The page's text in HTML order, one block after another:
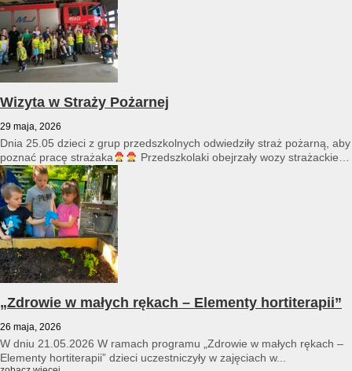
Wizyta w Straży Pożarnej
29 maja, 2026
Dnia 25.05 dzieci z grup przedszkolnych odwiedziły straż pożarną, aby
poznać pracę strażaka
Przedszkolaki obejrzały wozy strażackie
i...
„Zdrowie w małych rękach – Elementy hortiterapii”
26 maja, 2026
W dniu 21.05.2026 W ramach programu „Zdrowie w małych rękach –
Elementy hortiterapii” dzieci uczestniczyły w zajęciach w...